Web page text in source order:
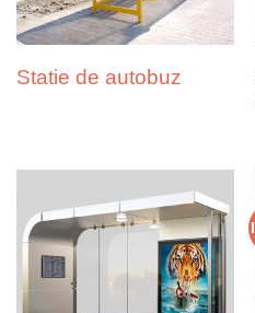
Statie de autobuz